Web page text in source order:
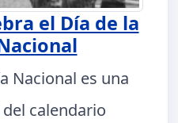
el Día de la
Nacional es una
calendario